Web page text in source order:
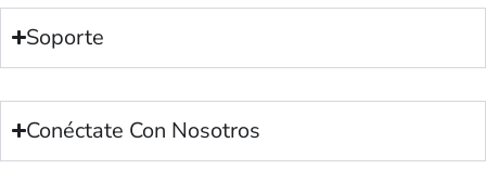
Soporte
Conéctate Con Nosotros